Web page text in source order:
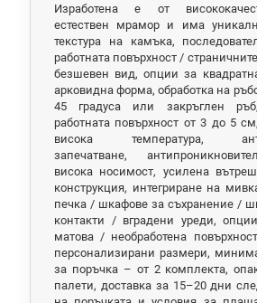
Изработена е от
естествен мрамор и има
текстура на камъка,
работната повърхност /
безшевен вид, опции за
арковидна форма, обработка на
45 градуса или закръглен
работната повърхност от 3 до 5
висока температура,
запечатване,
висока носимост, усилена
конструкция, интегриране на
печка / шкафове за съхранение /
контакти / вградени уреди,
матова / необработена
персонализирани размери,
за поръчка – от 2 комплекта,
палети, доставка за 15–20 дни